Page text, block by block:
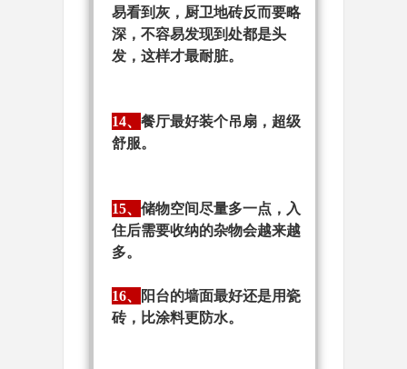
易看到灰，厨卫地砖反而要略
深，不容易发现到处都是头
发，这样才最耐脏。
14、餐厅最好装个吊扇，超级
舒服。
15、储物空间尽量多一点，入
住后需要收纳的杂物会越来越
多。
16、
阳台的墙面最好还是用瓷
砖，比涂料更防水。